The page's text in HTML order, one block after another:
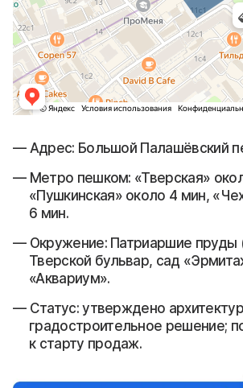
Адрес: Большой Палашёвский
Метро пешком: «Тверская»
«Пушкинская» около 4 мин,
6 мин.
Окружение: Патриаршие пруды
Тверской бульвар, сад
«Аквариум».
Статус: утверждено
градостроительное решение;
к старту продаж.